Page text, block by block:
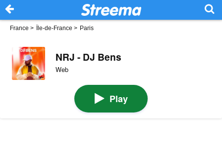
France > Île-de-France > Paris
NRJ - DJ Bens
Web
Play